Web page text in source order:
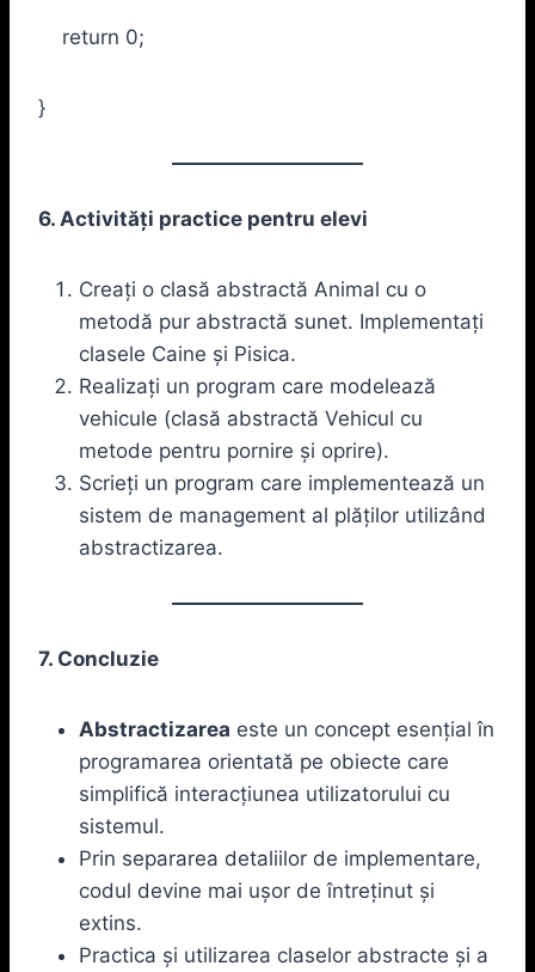
return 0;
}
6. Activități practice pentru elevi
Creați o clasă abstractă Animal cu o
metodă pur abstractă sunet. Implementați
clasele Caine și Pisica.
Realizați un program care modelează
vehicule (clasă abstractă Vehicul cu
metode pentru pornire și oprire).
Scrieți un program care implementează un
sistem de management al plăților utilizând
abstractizarea.
7. Concluzie
Abstractizarea este un concept esențial în
programarea orientată pe obiecte care
simplifică interacțiunea utilizatorului cu
sistemul.
Prin separarea detaliilor de implementare,
codul devine mai ușor de întreținut și
extins.
Practica și utilizarea claselor abstracte și a